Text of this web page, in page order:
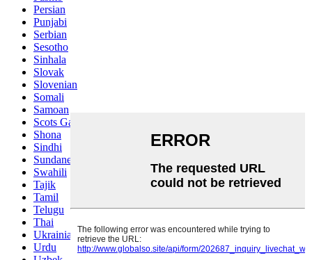
Persian
Punjabi
Serbian
Sesotho
Sinhala
Slovak
Slovenian
Somali
Samoan
Scots Gaelic
Shona
Sindhi
Sundanese
Swahili
Tajik
Tamil
Telugu
Thai
Ukrainian
Urdu